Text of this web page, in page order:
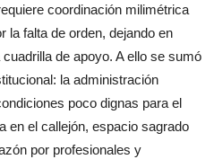
coordinación milimétrica
la falta de orden, dejando en
de apoyo. A ello se sumó
la administración
poco dignas para el
en el callejón, espacio sagrado
por profesionales y